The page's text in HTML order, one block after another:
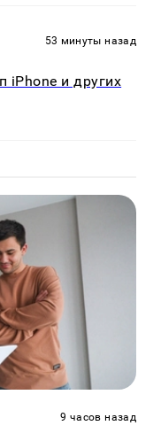
53 минуты назад
iPhone и других
9 часов назад